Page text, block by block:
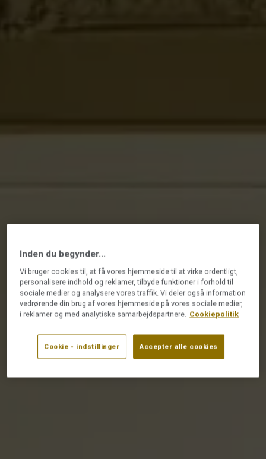
Inden du begynder...
Vi bruger cookies til, at få vores hjemmeside til at virke ordentligt,
personalisere indhold og reklamer, tilbyde funktioner i forhold til
sociale medier og analysere vores traffik. Vi deler også information
vedrørende din brug af vores hjemmeside på vores sociale medier,
i reklamer og med analytiske samarbejdspartnere. Cookiepolitik
Cookie - indstillinger Accepter alle cookies